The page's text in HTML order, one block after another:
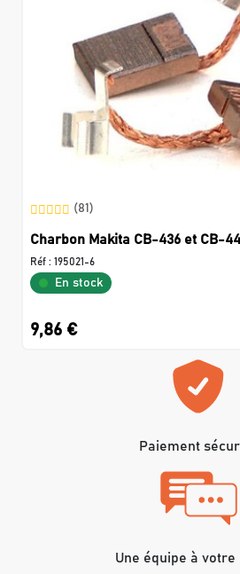
(81)
Charbon Makita CB-436 et CB-
Réf : 195021-6
En stock
9,86 €
Paiement
Une équipe à votre